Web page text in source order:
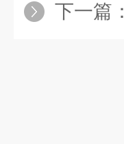
下一篇：